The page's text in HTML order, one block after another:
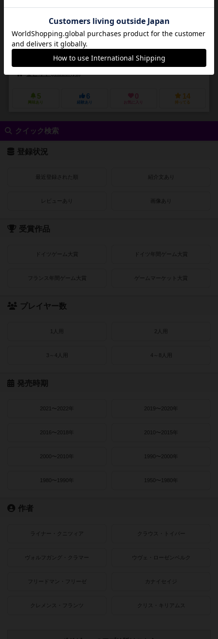
“アイドル総選挙”開幕！総選挙でセンターになって、CD売り上げ100
『正体隠匿系投票ゲーム』と『予測＆カード操作パズル』の ２ゲーム
入り。 ２つのゲームを続けてプレイすれば、 “アイドル総選挙プロジェ
クト”のすべてを体験することがで...
しのはらしのめ (Shinohara Sinome)
カスミ (Kasumi)
まどりや (Madoriya)
5
興味あり
6
経験あり
0
お気に入り
14
持ってる
クイック検索
登録状況
最近登録された順 紹介文あり
レビューあり 画像あり
受賞作品
ドイツゲーム大賞 ドイツ年間ゲーム大賞
フランス年間ゲーム大賞 ゲームマーケット大賞
プレイヤー数
1人用 2人用
3～4人用 4～8人用
発売時期
2021〜2022年 2019〜2020年
2016〜2018年 2010〜2015年
2000〜2010年 1990〜2000年
1980〜1990年 1950〜1980年
作者
ライナー・クニツィア クラウス・トイバー
ヴォルフガング・クラマー ウヴェ・ローゼンベルク
フリードマン・フリーゼ カナイセイジ
クレメンス・フランツ クリス・キリアムス